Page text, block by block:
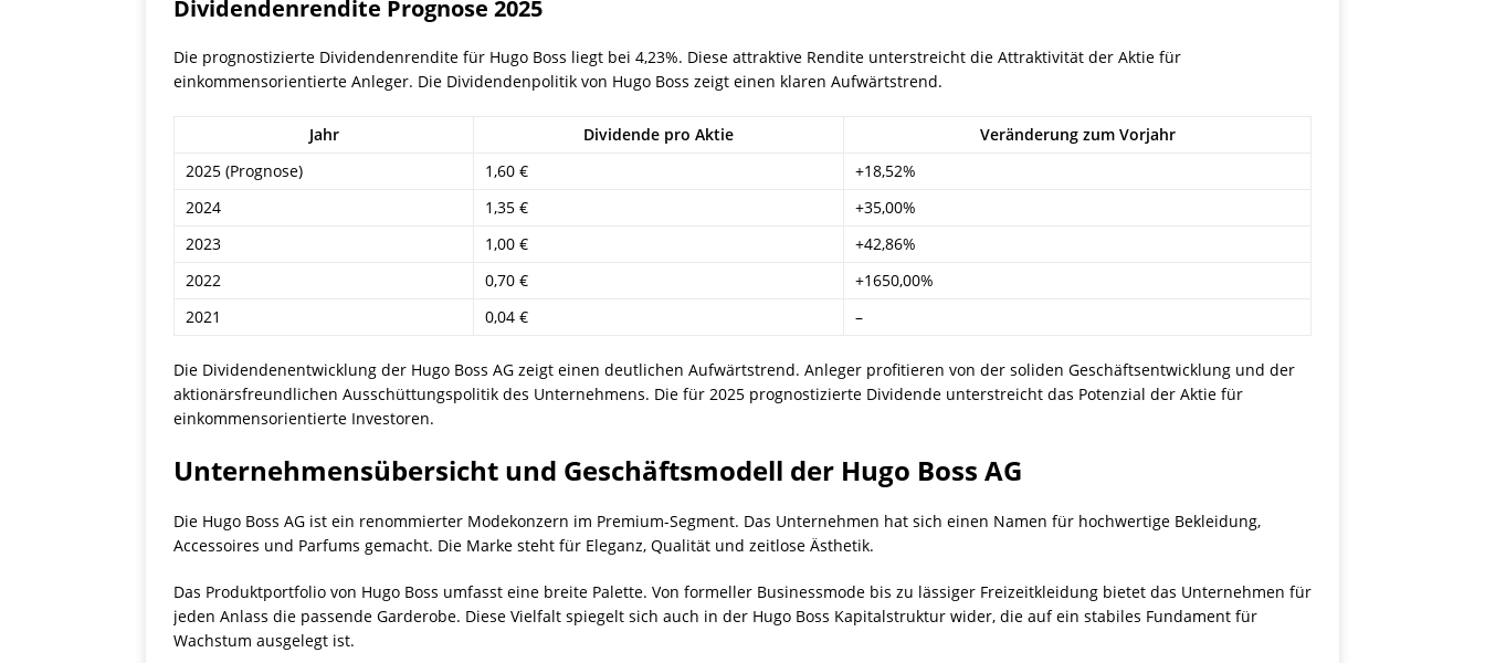
Dividendenrendite Prognose 2025
Die prognostizierte Dividendenrendite für Hugo Boss liegt bei 4,23%. Diese attraktive Rendite unterstreicht die Attraktivität der Aktie für
einkommensorientierte Anleger. Die Dividendenpolitik von Hugo Boss zeigt einen klaren Aufwärtstrend.
Jahr Dividende pro Aktie
Veränderung zum Vorjahr
2025 (Prognose)
1,60 €
+18,52%
2024
1,35 €
+35,00%
2023
1,00 €
+42,86%
2022
0,70 €
+1650,00%
2021
0,04 € –
Die Dividendenentwicklung der Hugo Boss AG zeigt einen deutlichen Aufwärtstrend. Anleger profitieren von der soliden Geschäftsentwicklung und der
aktionärsfreundlichen Ausschüttungspolitik des Unternehmens. Die für 2025 prognostizierte Dividende unterstreicht das Potenzial der Aktie für
einkommensorientierte Investoren.
Unternehmensübersicht und Geschäftsmodell der Hugo Boss AG
Die Hugo Boss AG ist ein renommierter Modekonzern im Premium-Segment. Das Unternehmen hat sich einen Namen für hochwertige Bekleidung,
Accessoires und Parfums gemacht. Die Marke steht für Eleganz, Qualität und zeitlose Ästhetik.
Das Produktportfolio von Hugo Boss umfasst eine breite Palette. Von formeller Businessmode bis zu lässiger Freizeitkleidung bietet das Unternehmen für
jeden Anlass die passende Garderobe. Diese Vielfalt spiegelt sich auch in der Hugo Boss Kapitalstruktur wider, die auf ein stabiles Fundament für
Wachstum ausgelegt ist.